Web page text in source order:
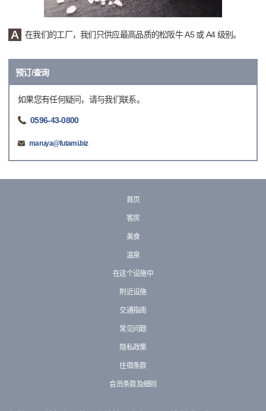
在我们的工厂，我们只供应最高品质的松阪牛 A5 或 A4 级别。
预订/查询
如果您有任何疑问，请与我们联系。
0596-43-0800
maruya@futami.biz
首页
客房
美食
温泉
在这个设施中
附近设施
交通指南
常见问题
隐私政策
住宿条款
会员条款及细则